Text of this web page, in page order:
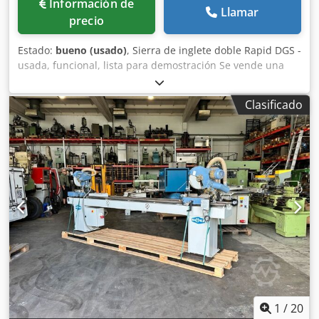
Información de
precio
Llamar
Estado: bueno (usado), Sierra de inglete doble Rapid DGS -
usada, funcional, lista para demostración Se vende una
sierra de inglete doble Rapid DGS en buen estado de
funcionamiento y bien cuidada. La máquina está lista para
su uso inmediato y se puede demostrar en cualquier
momento. Equipamiento / Características: Modelo: Rapid
DGS Sierra de inglete doble de precisión para perfiles de
aluminio, plástico y, en caso necesario, metales ligeros
Construcción robusta y estable Cortes de inglete posibles
(ambos cabezales de sierra son ajustables) Estado de uso
limpio y técnicamente impecable Longitud de corte: 4 m
Hoja de sierra: 3700x3,6/3,0x30Z=108TF negativo
Dimensiones (LxAnxAl): 5 m x 1,20 m x 1,50 m
Ángulo/grados: 45-90° Estado: La máquina se encuentra en
pleno funcionamiento. Todas las funciones se pueden
probar en directo durante una visita. Inspección y
recogida: Es posible realizar una visita con cita previa.
Recogida por parte del comprador; si es necesario, se
Clasificado
1 /20